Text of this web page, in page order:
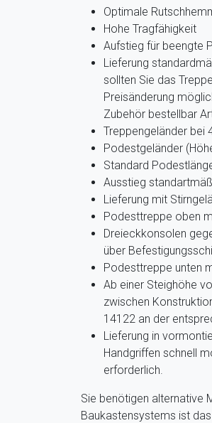
Optimale
Hohe Tragfähigkeit
Aufstieg für beengte
Lieferung
sollten Sie das
Preisänderung
Zubehör bestellbar
Treppengeländer bei
Podestgeländer
Standard
Ausstieg
Lieferung mit
Podesttreppe oben
Dreieckkonsolen
über
Podesttreppe unten
Ab einer Steighöhe
zwischen
14122 an der
Lieferung in
Handgriffen schnell
erforderlich.
Sie benötigen alternative
Baukastensystems ist